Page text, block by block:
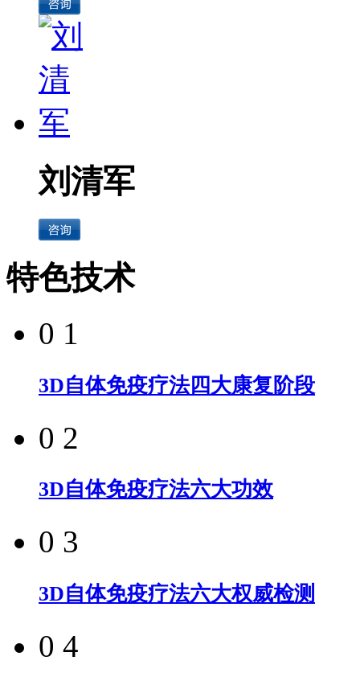
刘清军
特色技术
0 1
3D自体免疫疗法四大康复阶段
0 2
3D自体免疫疗法六大功效
0 3
3D自体免疫疗法六大权威检测
0 4